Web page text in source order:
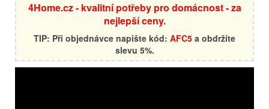
4Home.cz - kvalitní potřeby pro domácnost - za
nejlepší ceny.
TIP: Při objednávce napište kód: AFC5 a obdržíte
slevu 5%.